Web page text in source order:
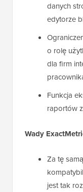
danych
edytorze
o rolę
dla firm
Funkcja
raportów
Wady
Za tę
jest tak